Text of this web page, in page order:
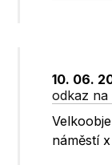
10. 06.
odkaz na
náměstí